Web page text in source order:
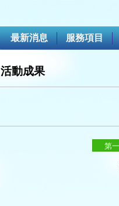
最新消息 服務項目
活動成果